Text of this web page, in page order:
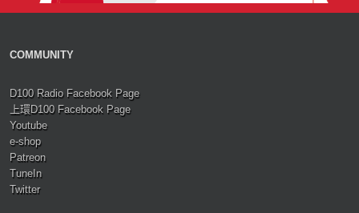
COMMUNITY
D100 Radio Facebook Page
上環D100 Facebook Page
Youtube
e-shop
Patreon
TuneIn
Twitter